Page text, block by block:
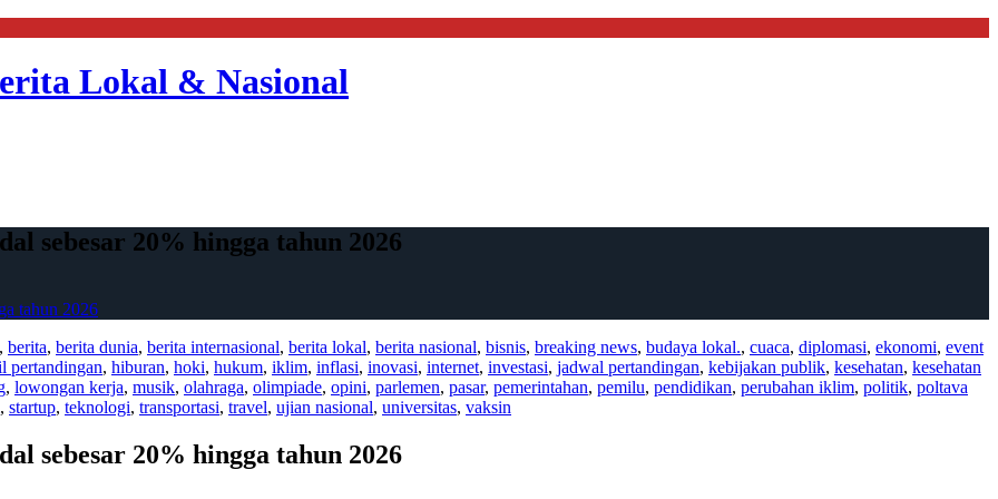
Lokal & Nasional
sebesar 20% hingga tahun 2026
tahun 2026
, berita, berita dunia, berita internasional, berita lokal, berita nasional, bisnis, breaking news, budaya lokal., cuaca, diplomasi, ekonomi, event
pertandingan, hiburan, hoki, hukum, iklim, inflasi, inovasi, internet, investasi, jadwal pertandingan, kebijakan publik, kesehatan, kesehatan
, lowongan kerja, musik, olahraga, olimpiade, opini, parlemen, pasar, pemerintahan, pemilu, pendidikan, perubahan iklim, politik, poltava
, startup, teknologi, transportasi, travel, ujian nasional, universitas, vaksin
sebesar 20% hingga tahun 2026